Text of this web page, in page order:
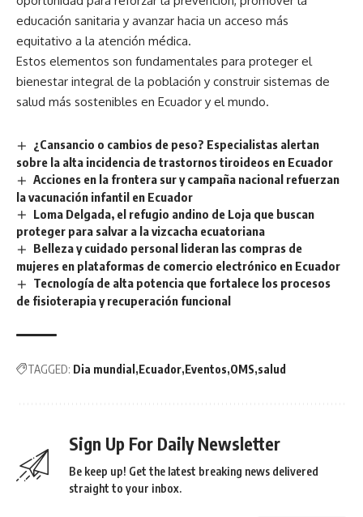
educación sanitaria y avanzar hacia un acceso más
equitativo a la atención médica.
Estos elementos son fundamentales para proteger el
bienestar integral de la población y construir sistemas de
salud más sostenibles en Ecuador y el mundo.
¿Cansancio o cambios de peso? Especialistas alertan
sobre la alta incidencia de trastornos tiroideos en Ecuador
Acciones en la frontera sur y campaña nacional refuerzan
la vacunación infantil en Ecuador
Loma Delgada, el refugio andino de Loja que buscan
proteger para salvar a la vizcacha ecuatoriana
Belleza y cuidado personal lideran las compras de
mujeres en plataformas de comercio electrónico en Ecuador
Tecnología de alta potencia que fortalece los procesos
de fisioterapia y recuperación funcional
TAGGED: Dia mundial Ecuador Eventos OMS salud
Sign Up For Daily Newsletter
Be keep up! Get the latest breaking news delivered
straight to your inbox.